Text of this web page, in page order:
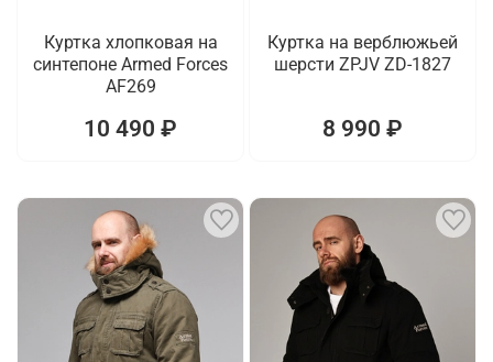
Куртка хлопковая на
синтепоне Armed Forces
AF269
10 490 ₽
Куртка на верблюжьей
шерсти ZPJV ZD-1827
8 990 ₽